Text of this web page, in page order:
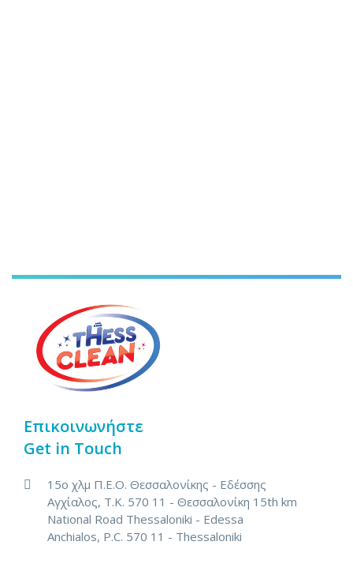
Επικοινωνήστε
Get in Touch
15ο χλμ Π.Ε.Ο. Θεσσαλονίκης - Εδέσσης
Αγχίαλος, Τ.Κ. 570 11 - Θεσσαλονίκη 15th km
National Road Thessaloniki - Edessa
Anchialos, P.C. 570 11 - Thessaloniki